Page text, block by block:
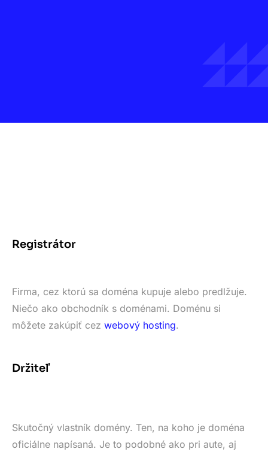
Registrátor
Firma, cez ktorú sa doména kupuje alebo predlžuje.
Niečo ako obchodník s doménami. Doménu si
môžete zakúpiť cez webový hosting.
Držiteľ
Skutočný vlastník domény. Ten, na koho je doména
oficiálne napísaná. Je to podobné ako pri aute, aj